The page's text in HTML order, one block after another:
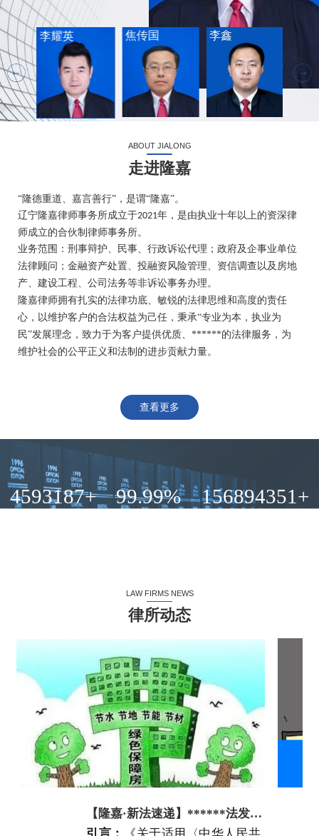
李耀英 焦传国 李鑫
ABOUT JIALONG
走进隆嘉
“隆德重道、嘉言善行”，是谓“隆嘉”。
辽宁隆嘉律师事务所成立于2021年，是由执业十年以上的资深律
师成立的合伙制律师事务所。
业务范围 ：刑事辩护、民事、行政诉讼代理；政府及企事业单位
法律顾问；金融资产处置、投融资风险管理、资信调查以及房地
产、建设工程、公司法务等非诉讼事务办理。
隆嘉律师拥有扎实的法律功底、敏锐的法律思维和高度的责任
心， 以维护客户的合法权益为己任，秉承“专业为本，执业为
民”发展理念，致力于为客户提供优质、******的法律服务 ，为
维护社会的公平正义和法制的进步贡献力量。
查看更多
4593187+ 99.99% 156894351+
LAW FIRMS NEWS
律所动态
【隆嘉·新法速递】******法发布民法典合